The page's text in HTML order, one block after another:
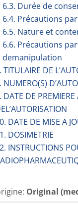
6.3. Durée de
6.4. Précautions
6.5. Nature et
6.6. Précautions
demanipulation
TITULAIRE DE
NUMERO(S)
DATE DE
DATE DE MISE A
DOSIMETRIE
INSTRUCTIONS
Original